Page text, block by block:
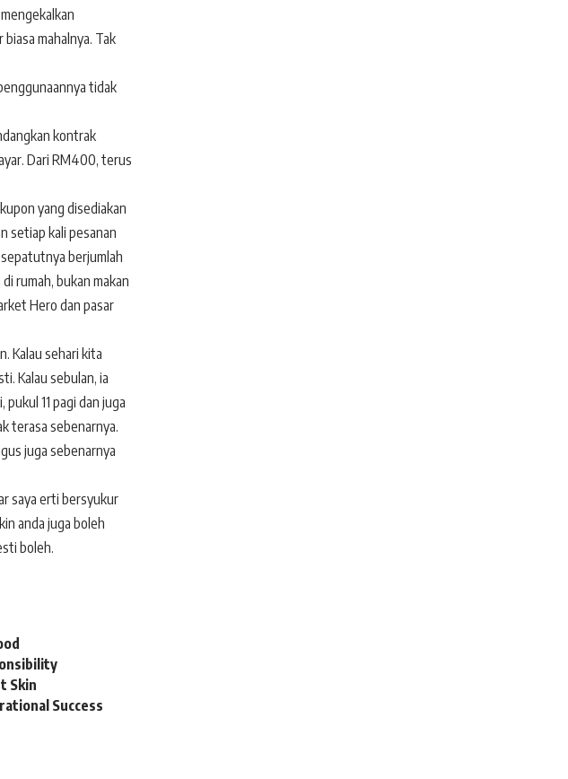
mahalnya. Tak
tidak
kontrak
Dari RM400, terus
yang disediakan
setiap kali pesanan
berjumlah
rumah, bukan makan
Hero dan pasar
Kalau sehari kita
Kalau sebulan, ia
pukul 11 pagi dan juga
terasa sebenarnya.
juga sebenarnya
saya erti bersyukur
anda juga boleh
boleh.
Skin
Success